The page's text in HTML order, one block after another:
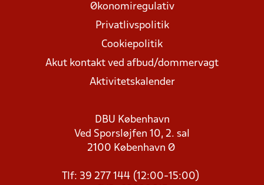
Økonomiregulativ
Privatlivspolitik
Cookiepolitik
Akut kontakt ved afbud/dommervagt
Aktivitetskalender
DBU København
Ved Sporsløjfen 10, 2. sal
2100 København Ø
Tlf: 39 277 144 (12:00-15:00)